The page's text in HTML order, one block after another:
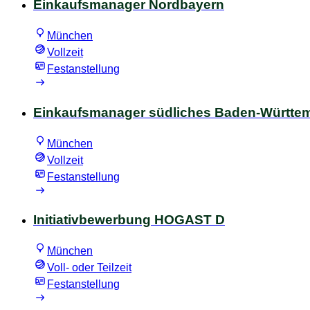
Einkaufsmanager Nordbayern
München
Vollzeit
Festanstellung
Einkaufsmanager südliches Baden-
München
Vollzeit
Festanstellung
Initiativbewerbung HOGAST D
München
Voll- oder Teilzeit
Festanstellung